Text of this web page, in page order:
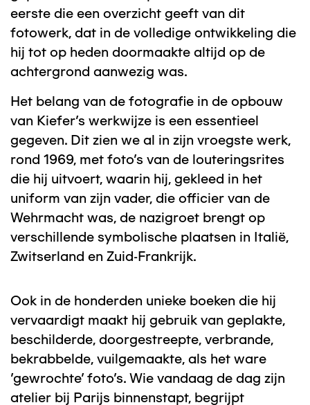
eerste die een overzicht geeft van dit
fotowerk, dat in de volledige ontwikkeling die
hij tot op heden doormaakte altijd op de
achtergrond aanwezig was.
Het belang van de fotografie in de opbouw
van Kiefer's werkwijze is een essentieel
gegeven. Dit zien we al in zijn vroegste werk,
rond 1969, met foto's van de louteringsrites
die hij uitvoert, waarin hij, gekleed in het
uniform van zijn vader, die officier van de
Wehrmacht was, de nazigroet brengt op
verschillende symbolische plaatsen in Italië,
Zwitserland en Zuid-Frankrijk.
Ook in de honderden unieke boeken die hij
vervaardigt maakt hij gebruik van geplakte,
beschilderde, doorgestreepte, verbrande,
bekrabbelde, vuilgemaakte, als het ware
'gewrochte' foto's. Wie vandaag de dag zijn
atelier bij Parijs binnenstapt, begrijpt